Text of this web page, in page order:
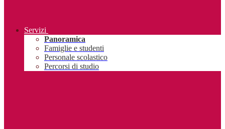
Servizi
Panoramica
Famiglie e studenti
Personale scolastico
Percorsi di studio